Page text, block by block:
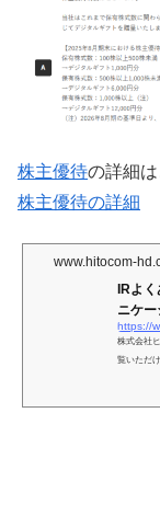
株主優待の詳細
株主優待の詳細
www.hitocom-
IRよく
ニケ
https://
株式会社
覧いただけ